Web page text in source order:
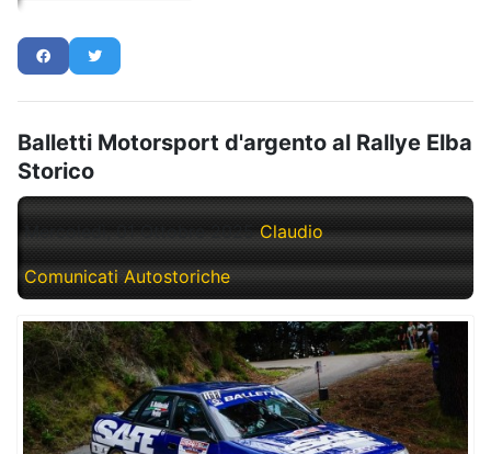
Balletti Motorsport d'argento al Rallye Elba
Storico
Mercoledì, 01 Ottobre 2025 Claudio
Comunicati Autostoriche